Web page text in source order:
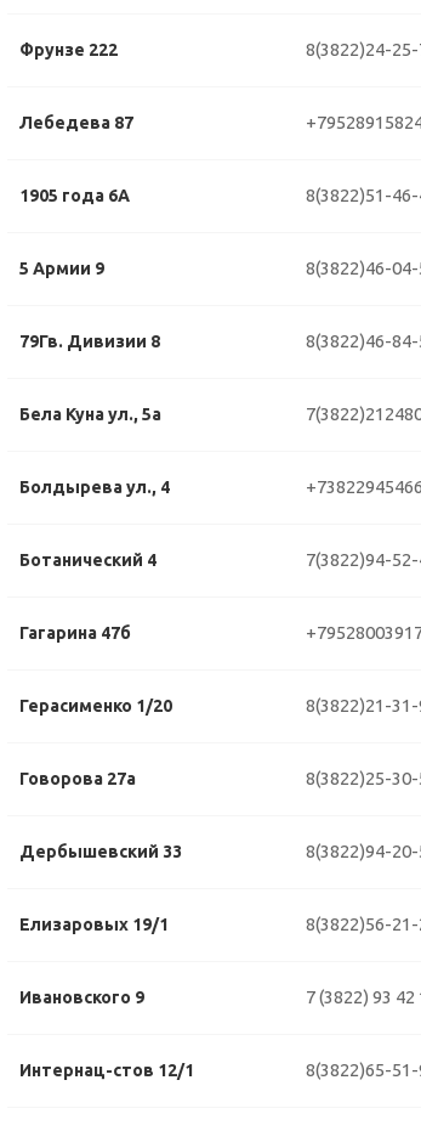
Фрунзе 222 8(3822)24-
Лебедева 87
1905 года 6А 8(3822)51-46-
5 Армии 9 8(3822)46-04-
79Гв. Дивизии 8 8(3822)46-84-
Бела Куна ул., 5а
Болдырева ул., 4 +73822945466
Ботанический 4 7(3822)94-52-
Гагарина 47б
Герасименко 1/20 8(3822)21-
Говорова 27а 8(3822)25-30-
Дербышевский 33 8(3822)94-20-
Елизаровых 19/1 8(3822)56-
Ивановского 9 7 (3822) 93 42
Интернац-стов 12/1 8(3822)65-51-